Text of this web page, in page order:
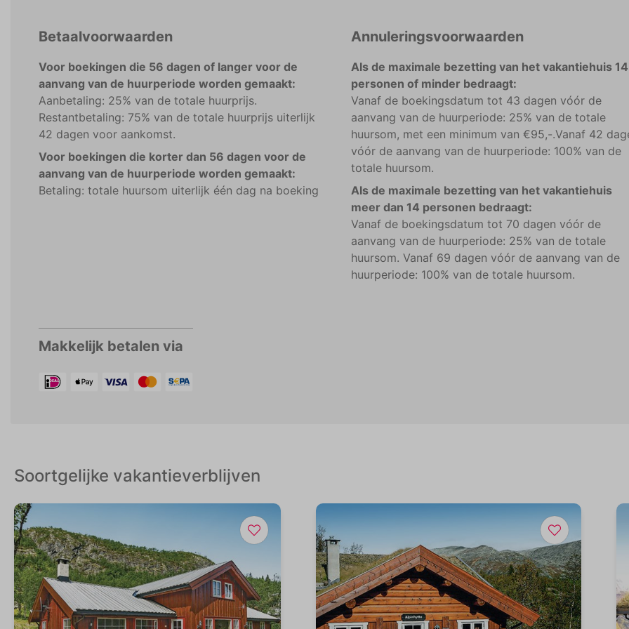
Betaalvoorwaarden
Voor boekingen die 56 dagen of langer voor de
aanvang van de huurperiode worden gemaakt:
Aanbetaling: 25% van de totale huurprijs.
Restantbetaling: 75% van de totale huurprijs uiterlijk
42 dagen voor aankomst.
Voor boekingen die korter dan 56 dagen voor de
aanvang van de huurperiode worden gemaakt:
Betaling: totale huursom uiterlijk één dag na boeking
Annuleringsvoorwaarden
Als de maximale bezetting van het vakantiehuis 14
personen of minder bedraagt:
Vanaf de boekingsdatum tot 43 dagen vóór de
aanvang van de huurperiode: 25% van de totale
huursom, met een minimum van €95,-.Vanaf 42
vóór de aanvang van de huurperiode: 100% van de
totale huursom.
Als de maximale bezetting van het vakantiehuis
meer dan 14 personen bedraagt:
Vanaf de boekingsdatum tot 70 dagen vóór de
aanvang van de huurperiode: 25% van de totale
huursom. Vanaf 69 dagen vóór de aanvang van de
huurperiode: 100% van de totale huursom.
Makkelijk betalen via
Soortgelijke vakantieverblijven